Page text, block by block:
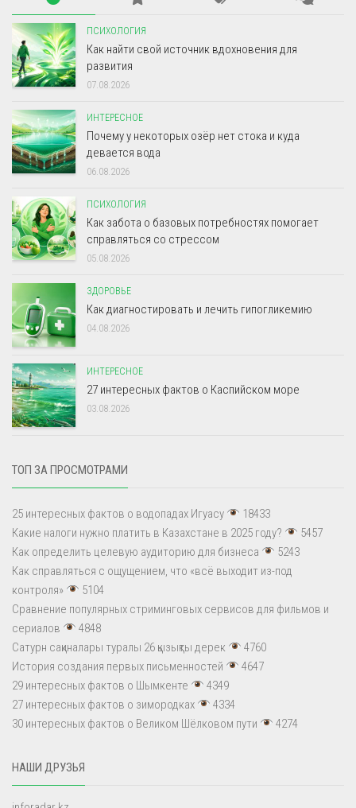
ПСИХОЛОГИЯ
Как найти свой источник вдохновения для
развития
07.08.2026
ИНТЕРЕСНОЕ
Почему у некоторых озёр нет стока и куда
девается вода
06.08.2026
ПСИХОЛОГИЯ
Как забота о базовых потребностях помогает
справляться со стрессом
05.08.2026
ЗДОРОВЬЕ
Как диагностировать и лечить гипогликемию
04.08.2026
ИНТЕРЕСНОЕ
27 интересных фактов о Каспийском море
03.08.2026
ТОП ЗА ПРОСМОТРАМИ
25 интересных фактов о водопадах Игуасу
18433
Какие налоги нужно платить в Казахстане в 2025 году?
5457
Как определить целевую аудиторию для бизнеса
5243
Как справляться с ощущением, что «всё выходит из-под
контроля»
5104
Сравнение популярных стриминговых сервисов для фильмов и
сериалов
4848
Сатурн сақиналары туралы 26 қызықты дерек
4760
История создания первых письменностей
4647
29 интересных фактов о Шымкенте
4349
27 интересных фактов о зимородках
4334
30 интересных фактов о Великом Шёлковом пути
4274
НАШИ ДРУЗЬЯ